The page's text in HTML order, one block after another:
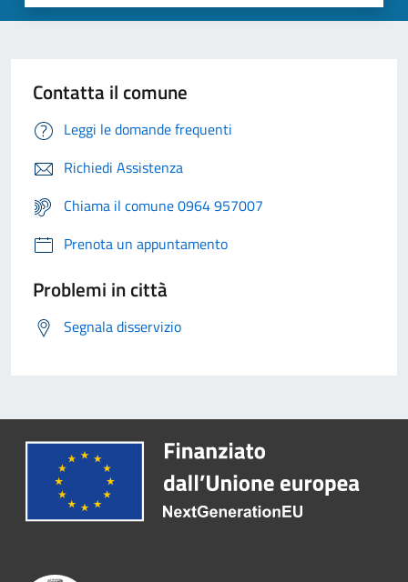
Contatta il comune
Leggi le domande frequenti
Richiedi Assistenza
Chiama il comune 0964 957007
Prenota un appuntamento
Problemi in città
Segnala disservizio